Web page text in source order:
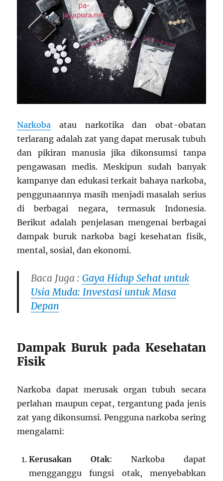
Narkoba atau narkotika dan obat-obatan
terlarang adalah zat yang dapat merusak tubuh
dan pikiran manusia jika dikonsumsi tanpa
pengawasan medis. Meskipun sudah banyak
kampanye dan edukasi terkait bahaya narkoba,
penggunaannya masih menjadi masalah serius
di berbagai negara, termasuk Indonesia.
Berikut adalah penjelasan mengenai berbagai
dampak buruk narkoba bagi kesehatan fisik,
mental, sosial, dan ekonomi.
Baca Juga :Gaya Hidup Sehat untuk
Usia Muda: Investasi untuk Masa
Depan
Dampak Buruk pada Kesehatan
Fisik
Narkoba dapat merusak organ tubuh secara
perlahan maupun cepat, tergantung pada jenis
zat yang dikonsumsi. Pengguna narkoba sering
mengalami:
Kerusakan Otak: Narkoba dapat
mengganggu fungsi otak, menyebabkan